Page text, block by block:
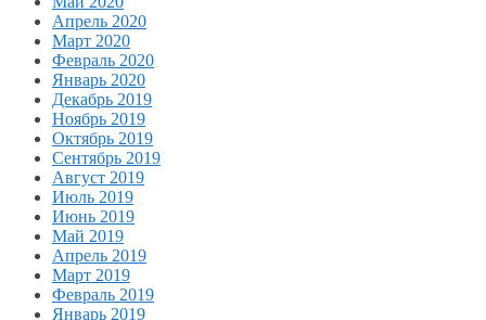
Апрель 2020
Март 2020
Февраль 2020
Январь 2020
Декабрь 2019
Ноябрь 2019
Октябрь 2019
Сентябрь 2019
Август 2019
Июль 2019
Июнь 2019
Май 2019
Апрель 2019
Март 2019
Февраль 2019
Январь 2019